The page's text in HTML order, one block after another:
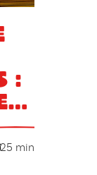
:
25 min